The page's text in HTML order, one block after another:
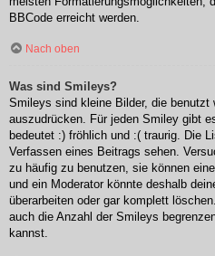
BBCode erreicht werden.
Nach oben
Was sind Smileys?
Smileys sind kleine Bilder, die benutzt
auszudrücken. Für jeden Smiley gibt
bedeutet :) fröhlich und :( traurig. Die
Verfassen eines Beitrags sehen.
zu häufig zu benutzen, sie können
und ein Moderator könnte deshalb
überarbeiten oder gar komplett
auch die Anzahl der Smileys
kannst.